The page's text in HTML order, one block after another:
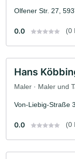
Olfener Str. 27,
0.0 (0
Hans
Maler · Maler und
Von-Liebig-Straße
0.0 (0